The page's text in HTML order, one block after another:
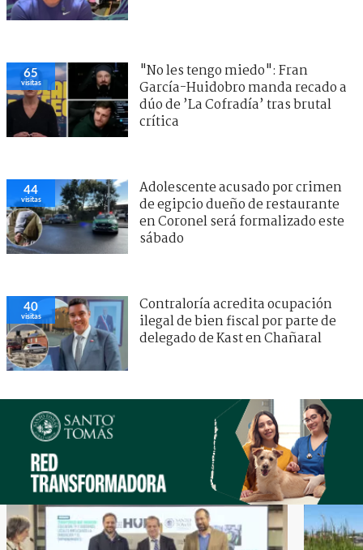
65
visitas
"No les tengo miedo": Fran
García-Huidobro manda recado a
dúo de ’La Cofradía’ tras brutal
crítica
44
visitas
Adolescente acusado por crimen
de egipcio dueño de restaurante
en Coronel será formalizado este
sábado
40
visitas
Contraloría acredita ocupación
ilegal de bien fiscal por parte de
delegado de Kast en Chañaral